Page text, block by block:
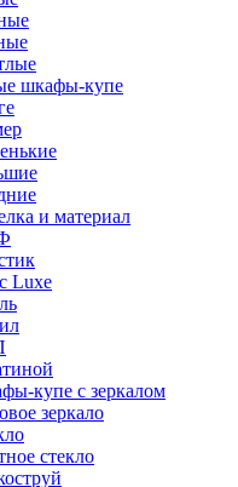
шкафы-купе
и материал
Luxe
купе с зеркалом
зеркало
стекло